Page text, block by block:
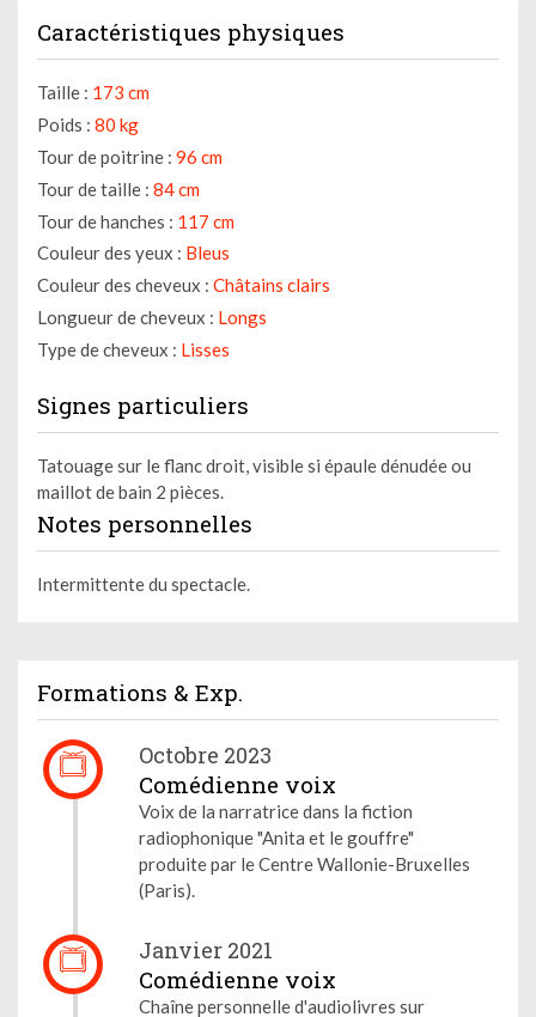
Caractéristiques physiques
Taille : 173 cm
Poids : 80 kg
Tour de poitrine : 96 cm
Tour de taille : 84 cm
Tour de hanches : 117 cm
Couleur des yeux : Bleus
Couleur des cheveux : Châtains clairs
Longueur de cheveux : Longs
Type de cheveux : Lisses
Signes particuliers
Tatouage sur le flanc droit, visible si épaule dénudée ou
maillot de bain 2 pièces.
Notes personnelles
Intermittente du spectacle.
Formations & Exp.
Octobre 2023
Comédienne voix
Voix de la narratrice dans la fiction
radiophonique "Anita et le gouffre"
produite par le Centre Wallonie-Bruxelles
(Paris).
Janvier 2021
Comédienne voix
Chaîne personnelle d'audiolivres sur